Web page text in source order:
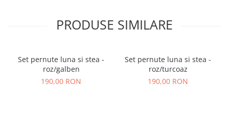
PRODUSE SIMILARE
Set pernute luna si stea -
roz/galben
190,00 RON
Set pernute luna si stea -
roz/turcoaz
190,00 RON